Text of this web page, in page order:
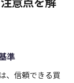
準
、信頼できる買